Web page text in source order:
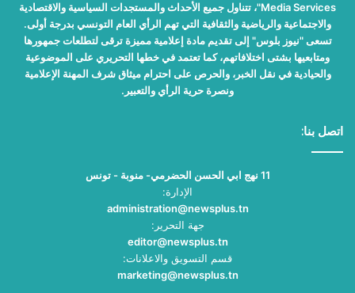
Media Services"، تتناول جميع الأحداث والمستجدات السياسية والاقتصادية
والاجتماعية والرياضية والثقافية التي تهم الرأي العام التونسي بدرجة أولى.
تسعى "نيوز بلوس" إلى تقديم مادة إعلامية مميزة ترقى لتطلعات جمهورها
ومتابعيها بشتى اختلافاتهم، كما تعتمد في خطها التحريري على الموضوعية
والحيادية في نقل الخبر، والحرص على احترام ميثاق شرف المهنة الإعلامية
ونصرة حرية الرأي والتعبير.
اتصل بنا:
11 نهج ابي الحسن الحضرمي- منوبة - تونس
الإدارة:
administration@newsplus.tn
جهة التحرير:
editor@newsplus.tn
قسم التسويق والاعلانات:
marketing@newsplus.tn